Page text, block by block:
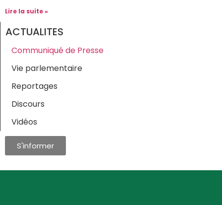
Lire la suite »
ACTUALITES
Communiqué de Presse
Vie parlementaire
Reportages
Discours
Vidéos
S'informer